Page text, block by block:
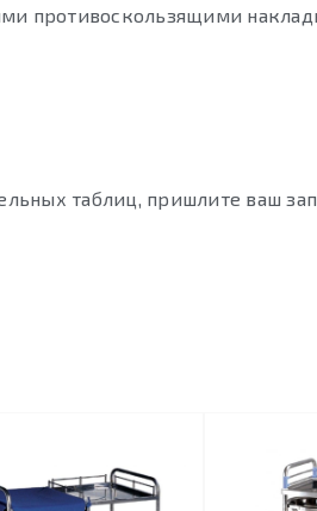
противоскользящими
таблиц, пришлите ваш